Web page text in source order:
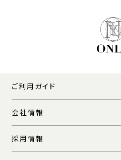
ご利用ガイド
会社情報
採用情報